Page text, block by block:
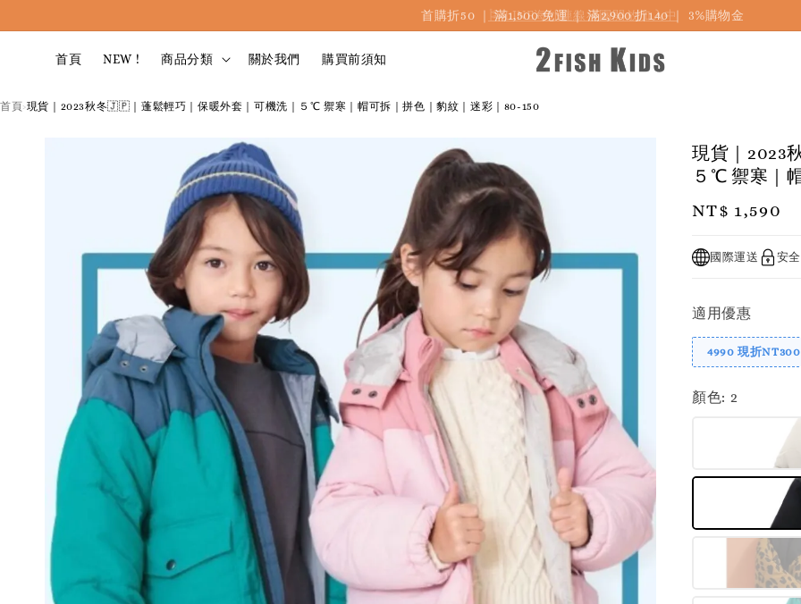
首購折50 ｜ 滿1,500 免運 ｜ 滿2,900 折140 ｜ 3%購物金
首頁 NEW ! 商品分類 關於我們 購買前須知
首頁›現貨｜2023秋冬🇯🇵｜蓬鬆輕巧｜保暖外套｜可機洗｜５℃ 禦寒｜帽可拆｜拼色｜豹紋｜迷彩｜80-150
現貨｜2023
５℃ 禦寒｜
Regular
NT$ 1,590
國際運送 安
適用優惠
4990 現折NT300
顏色: 2